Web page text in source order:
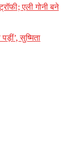
एली गोनी बने
सुष्मिता